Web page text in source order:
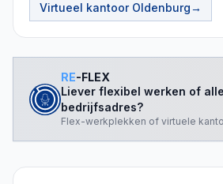
Virtueel kantoor Oldenburg→
RE-FLEX
Liever flexibel werken of
bedrijfsadres?
Flex-werkplekken of virtuele